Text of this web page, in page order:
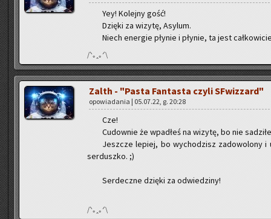
Yey! Ko­lej­ny gość!
Dzię­ki za wi­zy­tę, Asy­lum.
Niech ener­gie pły­nie i pły­nie, ta jest
/ᐠ｡ꞈ｡ᐟ\
Zalth - "Pasta Fan­ta­sta czyli SFwiz­zard"
opo­wia­da­nia | 05.07.22, g. 20:28
Cze!
Cu­dow­nie że wpa­dłeś na wi­zy­tę, bo nie
Jesz­cze le­piej, bo wy­cho­dzisz za­do­wo­lo­ny i
ser­dusz­ko. ;)
Ser­decz­ne dzię­ki za od­wie­dzi­ny!
/ᐠ｡ꞈ｡ᐟ\